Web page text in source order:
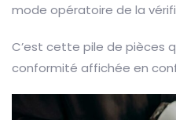
mode opératoire de la
C’est cette pile de pièces
conformité affichée en